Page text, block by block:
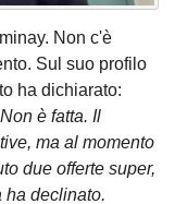
Non c'è
Sul suo profilo
ha dichiarato:
è fatta. Il
ma al momento
due offerte super,
ha declinato.